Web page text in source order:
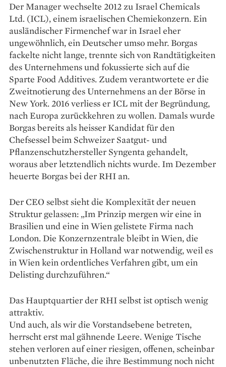
Der Manager wechselte 2012 zu Israel Chemicals
Ltd. (ICL), einem israelischen Chemiekonzern. Ein
ausländischer Firmenchef war in Israel eher
ungewöhnlich, ein Deutscher umso mehr. Borgas
fackelte nicht lange, trennte sich von Randtätigkeiten
des Unternehmens und fokussierte sich auf die
Sparte Food Additives. Zudem verantwortete er die
Zweitnotierung des Unternehmens an der Börse in
New York. 2016 verliess er ICL mit der Begründung,
nach Europa zurückkehren zu wollen. Damals wurde
Borgas bereits als heisser Kandidat für den
Chefsessel beim Schweizer Saatgut- und
Pflanzenschutzhersteller Syngenta gehandelt,
woraus aber letztendlich nichts wurde. Im Dezember
heuerte Borgas bei der RHI an.
Der CEO selbst sieht die Komplexität der neuen
Struktur gelassen: „Im Prinzip mergen wir eine in
Brasilien und eine in Wien gelistete Firma nach
London. Die Konzernzentrale bleibt in Wien, die
Zwischenstruktur in Holland war notwendig, weil es
in Wien kein ordentliches Verfahren gibt, um ein
Delisting durchzuführen.“
Das Hauptquartier der RHI selbst ist optisch wenig
attraktiv.
Und auch, als wir die Vorstandsebene betreten,
herrscht erst mal gähnende Leere. Wenige Tische
stehen verloren auf einer riesigen, offenen, scheinbar
unbenutzten Fläche, die ihre Bestimmung noch nicht